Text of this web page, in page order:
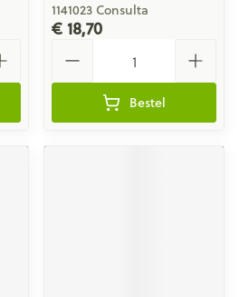
1141023 Consulta
€ 18,70
Bestel